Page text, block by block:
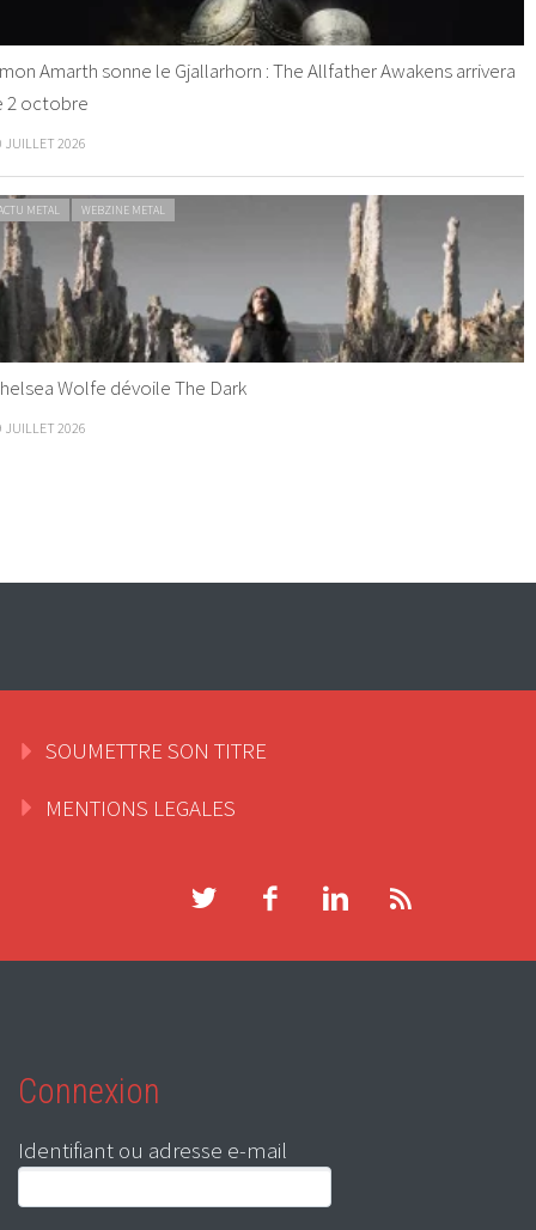
Amarth sonne le Gjallarhorn : The Allfather Awakens arrivera
2 octobre
JUILLET 2026
METAL WEBZINE METAL
Wolfe dévoile The Dark
JUILLET 2026
SOUMETTRE SON TITRE
MENTIONS LEGALES
Connexion
Identifiant ou adresse e-mail